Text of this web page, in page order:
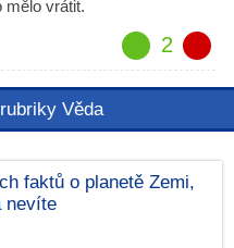
mělo vrátit.
2
Věda
faktů o planetě Zemi,
nevíte